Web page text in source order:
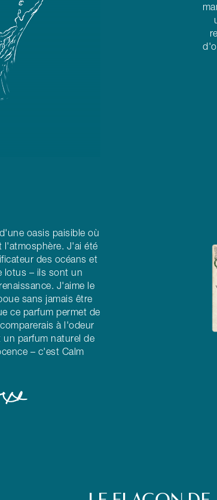
oasis paisible où
l'atmosphère. J'ai été
des océans et
lotus – ils sont un
J'aime le
sans jamais être
ce parfum permet de
à l'odeur
parfum naturel de
– c'est Calm